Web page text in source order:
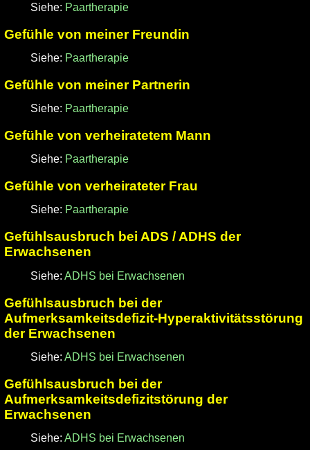
Siehe: Paartherapie
Gefühle von meiner Freundin
Siehe: Paartherapie
Gefühle von meiner Partnerin
Siehe: Paartherapie
Gefühle von verheiratetem Mann
Siehe: Paartherapie
Gefühle von verheirateter Frau
Siehe: Paartherapie
Gefühlsausbruch bei ADS / ADHS der
Erwachsenen
Siehe:ADHS bei Erwachsenen
Gefühlsausbruch bei der
Aufmerksamkeitsdefizit-Hyperaktivitätsstörung
der Erwachsenen
Siehe:ADHS bei Erwachsenen
Gefühlsausbruch bei der
Aufmerksamkeitsdefizitstörung der
Erwachsenen
Siehe:ADHS bei Erwachsenen